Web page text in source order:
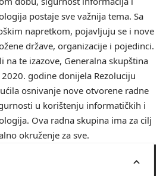
postaje sve važnija tema. Sa
napretkom, pojavljuju se i nove
države, organizacije i pojedinci.
na te izazove, Generalna skupština
godine donijela Rezoluciju
osnivanje nove otvorene radne
u korištenju informatičkih i
Ova radna skupina ima za cilj
okruženje za sve.